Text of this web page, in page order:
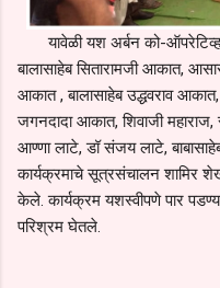
यावेळी यश अर्बन को-
बालासाहेब सितारामजी आकात,
आकात , बालासाहेब उद्धवराव
जगनदादा आकात, शिवाजी
आण्णा लाटे, डॉ संजय लाटे,
कार्यक्रमाचे सूत्रसंचालन शामिर
केले. कार्यक्रम यशस्वीपणे पार
परिश्रम घेतले.